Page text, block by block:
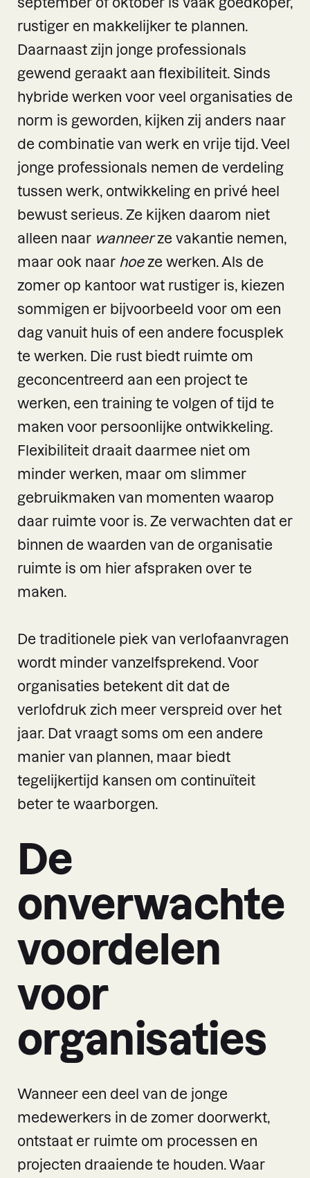
rustiger en makkelijker te plannen.
Daarnaast zijn jonge professionals
gewend geraakt aan flexibiliteit. Sinds
hybride werken voor veel organisaties de
norm is geworden, kijken zij anders naar
de combinatie van werk en vrije tijd. Veel
jonge professionals nemen de verdeling
tussen werk, ontwikkeling en privé heel
bewust serieus. Ze kijken daarom niet
alleen naar wanneerze vakantie nemen,
maar ook naar hoeze werken. Als de
zomer op kantoor wat rustiger is, kiezen
sommigen er bijvoorbeeld voor om een
dag vanuit huis of een andere focusplek
te werken. Die rust biedt ruimte om
geconcentreerd aan een project te
werken, een training te volgen of tijd te
maken voor persoonlijke ontwikkeling.
Flexibiliteit draait daarmee niet om
minder werken, maar om slimmer
gebruikmaken van momenten waarop
daar ruimte voor is. Ze verwachten dat er
binnen de waarden van de organisatie
ruimte is om hier afspraken over te
maken.
De traditionele piek van verlofaanvragen
wordt minder vanzelfsprekend. Voor
organisaties betekent dit dat de
verlofdruk zich meer verspreid over het
jaar. Dat vraagt soms om een andere
manier van plannen, maar biedt
tegelijkertijd kansen om continuïteit
beter te waarborgen.
De
onverwachte
voordelen
voor
organisaties
Wanneer een deel van de jonge
medewerkers in de zomer doorwerkt,
ontstaat er ruimte om processen en
projecten draaiende te houden. Waar